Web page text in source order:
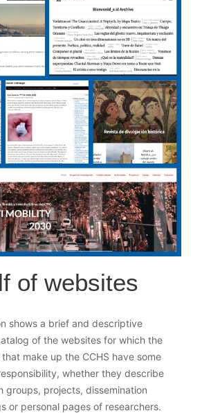
of websites
shows a brief and descriptive
of the websites for which the
make up the CCHS have some
whether they describe
groups, projects, dissemination
or personal pages of researchers.